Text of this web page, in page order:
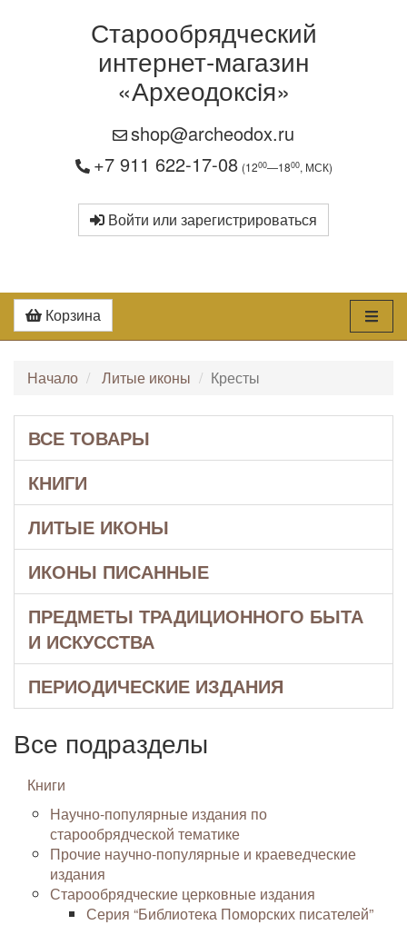
Старообрядческий
интернет-магазин
«Археодоксiя»
shop@archeodox.ru
+7 911 622-17-08 (1200—1800, МСК)
Войти или зарегистрироваться
Корзина
Начало Литые иконы Кресты
ВСЕ ТОВАРЫ
КНИГИ
ЛИТЫЕ ИКОНЫ
ИКОНЫ ПИСАННЫЕ
ПРЕДМЕТЫ ТРАДИЦИОННОГО БЫТА
И ИСКУССТВА
ПЕРИОДИЧЕСКИЕ ИЗДАНИЯ
Все подразделы
Книги
Научно-популярные издания по
старообрядческой тематике
Прочие научно-популярные и краеведческие
издания
Старообрядческие церковные издания
Серия “Библиотека Поморских писателей”